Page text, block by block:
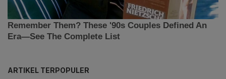
ARTIKEL TERPOPULER